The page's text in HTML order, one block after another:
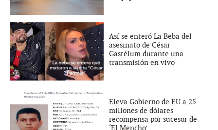
Así se enteró La Beba del
asesinato de César
Gastélum durante una
transmisión en vivo
Eleva Gobierno de EU a 25
millones de dólares
recompensa por sucesor de
‘El Mencho’